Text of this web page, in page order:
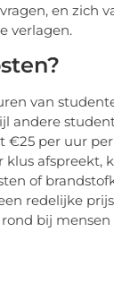
en zich
verlagen.
van
andere
€25 per uur
klus
of
redelijke
bij